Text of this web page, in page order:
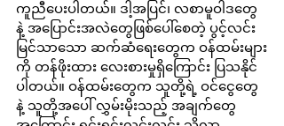
ကူညီပေးပါတယ်။ ဒါ့အပြင်၊ လစာမူဝါဒတွေ
နဲ့ အပြောင်းအလဲတွေဖြစ်ပေါ်စေတဲ့ ပွင့်လင်း
မြင်သာသော ဆက်ဆံရေးတွေက ဝန်ထမ်းများ
ကို တန်ဖိုးထား လေးစားမှုရှိကြောင်း ပြသနိုင်
ပါတယ်။ ဝန်ထမ်းတွေက သူတို့ရဲ့ ဝင်ငွေတွေ
နဲ့ သူတို့အပေါ် လွှမ်းမိုးသည့် အချက်တွေ